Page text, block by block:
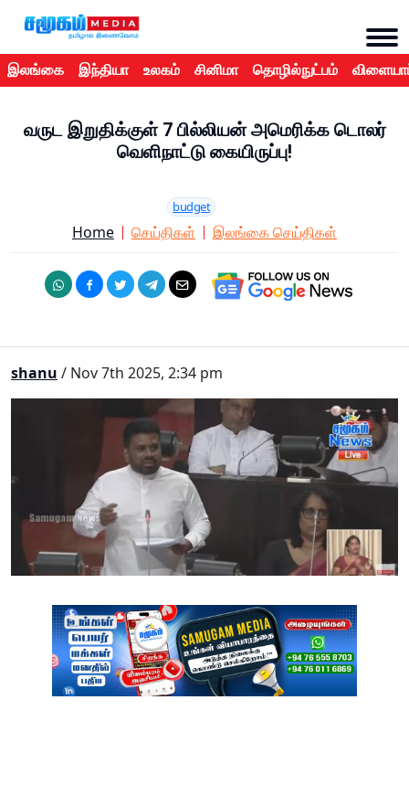
இலங்கை இந்தியா உலகம் சினிமா தொழில்நுட்பம்
வருட இறுதிக்குள் 7 பில்லியன் அமெரிக்க டொலர்
வெளிநாட்டு கையிருப்பு!
budget
Home செய்திகள் இலங்கை செய்திகள்
shanu / Nov 7th 2025, 2:34 pm